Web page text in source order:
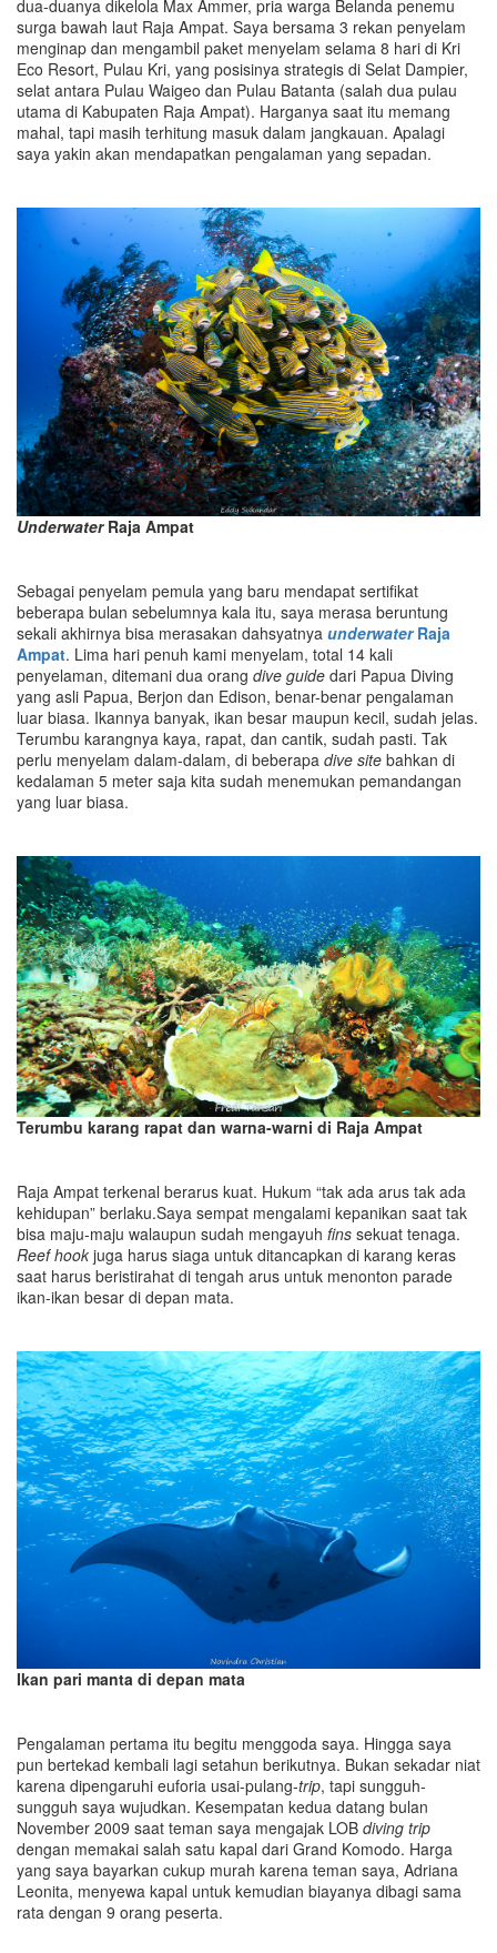
dua-duanya dikelola Max Ammer, pria warga Belanda penemu
surga bawah laut Raja Ampat. Saya bersama 3 rekan penyelam
menginap dan mengambil paket menyelam selama 8 hari di Kri
Eco Resort, Pulau Kri, yang posisinya strategis di Selat Dampier,
selat antara Pulau Waigeo dan Pulau Batanta (salah dua pulau
utama di Kabupaten Raja Ampat). Harganya saat itu memang
mahal, tapi masih terhitung masuk dalam jangkauan. Apalagi
saya yakin akan mendapatkan pengalaman yang sepadan.
UnderwaterRaja Ampat
Sebagai penyelam pemula yang baru mendapat sertifikat
beberapa bulan sebelumnya kala itu, saya merasa beruntung
sekali akhirnya bisa merasakan dahsyatnya underwaterRaja
Ampat. Lima hari penuh kami menyelam, total 14 kali
penyelaman, ditemani dua orang dive guide dari Papua Diving
yang asli Papua, Berjon dan Edison, benar-benar pengalaman
luar biasa. Ikannya banyak, ikan besar maupun kecil, sudah jelas.
Terumbu karangnya kaya, rapat, dan cantik, sudah pasti. Tak
perlu menyelam dalam-dalam, di beberapa dive site bahkan di
kedalaman 5 meter saja kita sudah menemukan pemandangan
yang luar biasa.
Terumbu karang rapat dan warna-warni di Raja Ampat
Raja Ampat terkenal berarus kuat. Hukum “tak ada arus tak ada
kehidupan” berlaku.Saya sempat mengalami kepanikan saat tak
bisa maju-maju walaupun sudah mengayuh fins sekuat tenaga.
Reef hook juga harus siaga untuk ditancapkan di karang keras
saat harus beristirahat di tengah arus untuk menonton parade
ikan-ikan besar di depan mata.
Ikan pari manta di depan mata
Pengalaman pertama itu begitu menggoda saya. Hingga saya
pun bertekad kembali lagi setahun berikutnya. Bukan sekadar niat
karena dipengaruhi euforia usai-pulang-trip, tapi sungguh-
sungguh saya wujudkan. Kesempatan kedua datang bulan
November 2009 saat teman saya mengajak LOB diving trip
dengan memakai salah satu kapal dari Grand Komodo. Harga
yang saya bayarkan cukup murah karena teman saya, Adriana
Leonita, menyewa kapal untuk kemudian biayanya dibagi sama
rata dengan 9 orang peserta.